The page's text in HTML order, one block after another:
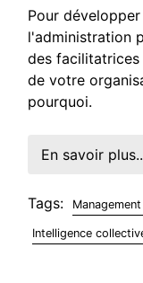
Pour
l'administration
des
de votre
pourquoi.
En savoir
Tags:
Intelligence